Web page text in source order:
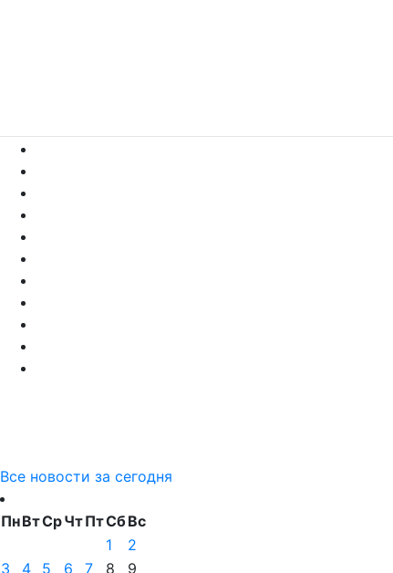
Все новости за сегодня
ПнВтСрЧтПтСбВс
1
2
3
4 5 6 7 8
9